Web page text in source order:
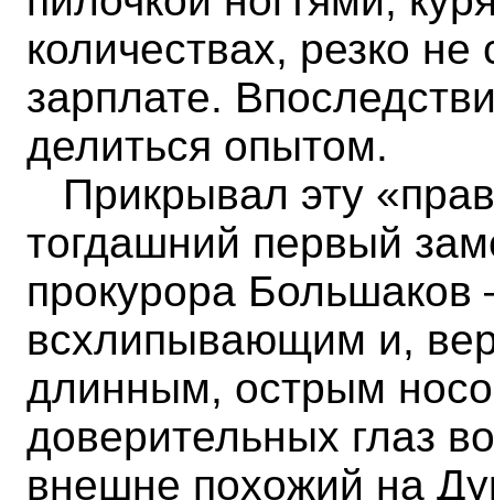
количествах, резко
зарплате.
делиться опытом.
Прикрывал эту
тогдашний первый
прокурора
всхлипывающим и,
длинным, острым
доверительных глаз
внешне похожий на